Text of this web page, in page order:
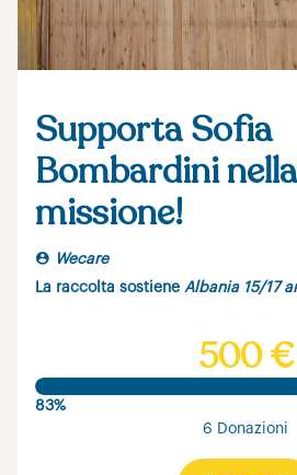
Supporta Sofia
Bombardini
missione!
Wecare
La raccolta sostiene Albania 15/17
500 €
83%
6 Donazioni